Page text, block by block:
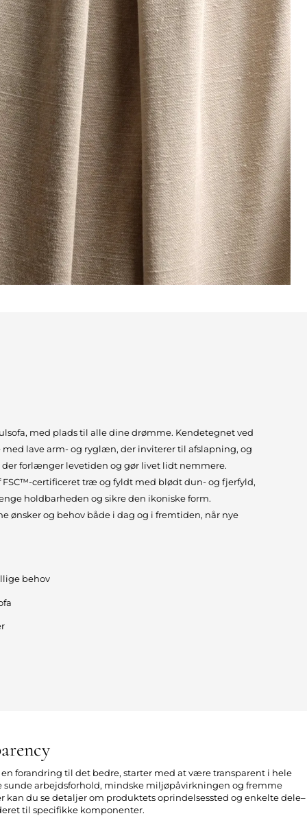
med plads til alle dine drømme. Kendetegnet ved
lave arm- og ryglæn, der inviterer til afslapning, og
forlænger levetiden og gør livet lidt nemmere.
FSC™-certificeret træ og fyldt med blødt dun- og fjerfyld,
holdbarheden og sikre den ikoniske form.
ønsker og behov både i dag og i fremtiden, når nye
behov
en forandring til det bedre, starter med at være transparent i hele
arbejdsforhold, mindske miljøpåvirkningen og fremme
kan du se detaljer om produktets oprindelsessted og enkelte dele–
til specifikke komponenter.